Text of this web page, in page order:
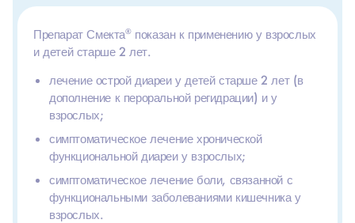
Препарат Смекта®показан к применению у взрослых
и детей старше 2 лет.
лечение острой диареи у детей старше 2 лет (в
дополнение к пероральной регидрации) и у
взрослых;
симптоматическое лечение хронической
функциональной диареи у взрослых;
симптоматическое лечение боли, связанной с
функциональными заболеваниями кишечника у
взрослых.